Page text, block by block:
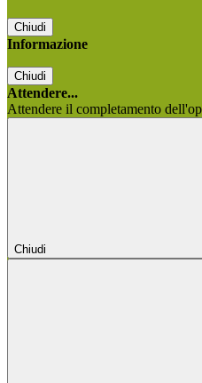
Chiudi
Informazione
Chiudi
Attendere...
Attendere il completamento
Chiudi